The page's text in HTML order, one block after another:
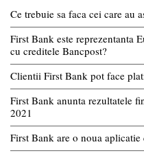
Ce trebuie sa faca cei care au
First Bank este reprezentanta
cu creditele Bancpost?
Clientii First Bank pot face
First Bank anunta rezultatele
2021
First Bank are o noua